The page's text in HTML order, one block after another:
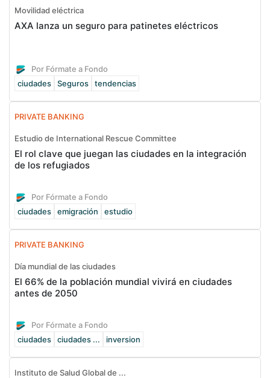
Movilidad eléctrica
AXA lanza un seguro para patinetes eléctricos
Por Fórmate a Fondo
ciudades
Seguros tendencias
PRIVATE BANKING
Estudio de International Rescue Committee
El rol clave que juegan las ciudades en la integración
de los refugiados
Por Fórmate a Fondo
ciudades
emigración estudio
PRIVATE BANKING
Día mundial de las ciudades
El 66% de la población mundial vivirá en ciudades
antes de 2050
Por Fórmate a Fondo
ciudades
ciudades ... inversion
Instituto de Salud Global de ...